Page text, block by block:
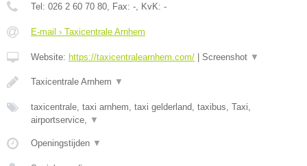
Tel: 026 2 60 70 80 , Fax: - , KvK: -
E-mail › Taxicentrale Arnhem
Website: https://taxicentralearnhem.com/ Screenshot ▼
Taxicentrale Arnhem ▼
taxicentrale, taxi arnhem, taxi gelderland, taxibus, Taxi,
airportservice,
▼
Openingstijden ▼